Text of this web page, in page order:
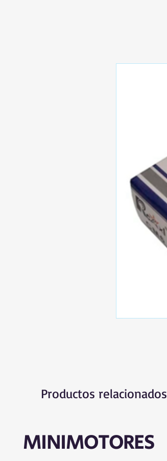
Productos relacionados
MINIMOTORES